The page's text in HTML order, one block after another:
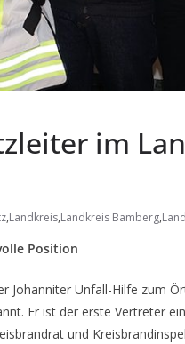
im
,Landkreis,Landkreis Bamberg,
Position
Johanniter Unfall-Hilfe zum
Er ist der erste Vertreter
und